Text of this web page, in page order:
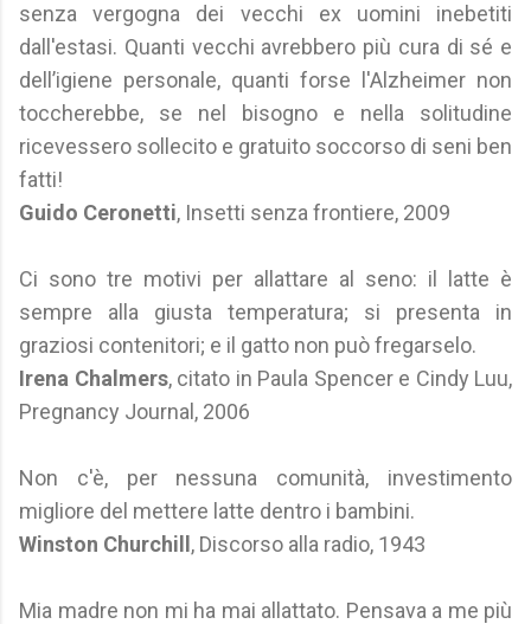
senza vergogna dei vecchi ex uomini inebetiti
dall'estasi. Quanti vecchi avrebbero più cura di sé e
dell’igiene personale, quanti forse l'Alzheimer non
toccherebbe, se nel bisogno e nella solitudine
ricevessero sollecito e gratuito soccorso di seni ben
fatti!
Guido Ceronetti, Insetti senza frontiere, 2009
Ci sono tre motivi per allattare al seno: il latte è
sempre alla giusta temperatura; si presenta in
graziosi contenitori; e il gatto non può fregarselo.
Irena Chalmers, citato in Paula Spencer e Cindy Luu,
Pregnancy Journal, 2006
Non c'è, per nessuna comunità, investimento
migliore del mettere latte dentro i bambini.
Winston Churchill , Discorso alla radio, 1943
Mia madre non mi ha mai allattato. Pensava a me più